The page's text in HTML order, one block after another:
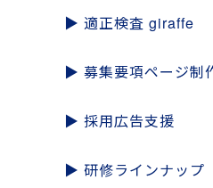
▶ 適正検査 giraffe
▶ 募集要項ページ制
▶ 採用広告支援
▶ 研修ラインナップ